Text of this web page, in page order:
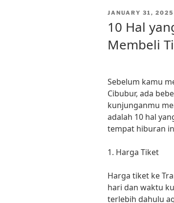
POSTED
JANUARY 31, 2025
10 Hal
Membeli
Sebelum kamu
Cibubur, ada
kunjunganmu
adalah 10 hal
tempat hiburan
1. Harga Tiket
Harga tiket ke
hari dan waktu
terlebih dahulu